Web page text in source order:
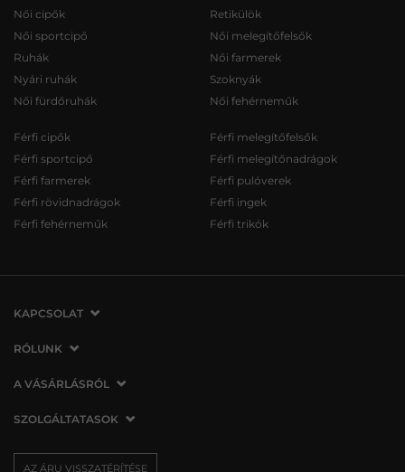
Női cipők
Női sportcipő
Ruhák
Nyári ruhák
Női fürdőruhák
Retikülök
Női melegítőfelsők
Női farmerek
Szoknyák
Női fehérneműk
Férfi cipők
Férfi sportcipő
Férfi farmerek
Férfi rövidnadrágok
Férfi fehérneműk
Férfi melegítőfelsők
Férfi melegítőnadrágok
Férfi pulóverek
Férfi ingek
Férfi trikók
KAPCSOLAT
VERMONT Services Slovakia s. r. o.
821 07 Bratislava
Szlovákia
info@vermont.hu
RÓLUNK
Cégünkről
Üzleteink
A VÁSÁRLÁSRÓL
A vásárlás menete
Az áru visszatérítése/visszáru
SZOLGÁLTATASOK
Szállítás és fizetés
AZ ÁRU VISSZATÉRÍTÉSE